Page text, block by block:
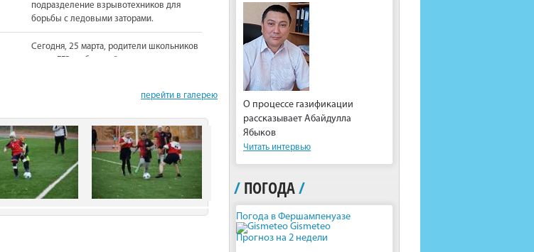
подразделение взрывотехников для
борьбы с ледовыми заторами.
Сегодня, 25 марта, родители школьников
сдали ЕГЭ по базовой математике.
На должность Уполномоченного по
вновь назначена Юлия Сударенко
Юные читатели приняли участие в
чемпионате по чтению вслух.
В Нагайбакском районе установлен
перейти в галерею
О процессе газификации
рассказывает Абайдулла
Ябыков
Читать интервью
/ ПОГОДА/
Погода в Фершампенуазе
Gismeteo
Прогноз на 2 недели